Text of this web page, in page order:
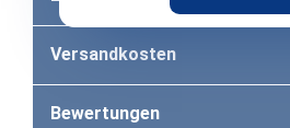
Versandkosten
Bewertungen